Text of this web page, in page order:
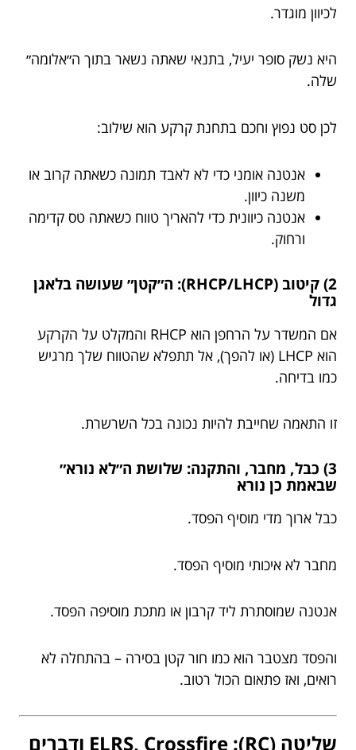
לכיוון מוגדר.
היא נשק סופר יעיל, בתנאי שאתה נשאר בתוך ה״אלומה״
שלה.
לכן סט נפוץ וחכם בתחנת קרקע הוא שילוב:
אנטנה אומני כדי לא לאבד תמונה כשאתה קרוב או
משנה כיוון.
אנטנה כיוונית כדי להאריך טווח כשאתה טס קדימה
ורחוק.
2) קיטוב (RHCP/LHCP): ה״קטן״ שעושה בלאגן
גדול
אם המשדר על הרחפן הוא RHCP והמקלט על הקרקע
הוא LHCP (או להפך), אל תתפלא שהטווח שלך מרגיש
כמו בדיחה.
זו התאמה שחייבת להיות נכונה בכל השרשרת.
3) כבל, מחבר, והתקנה: שלושת ה״לא נורא״
שבאמת כן נורא
כבל ארוך מדי מוסיף הפסד.
מחבר לא איכותי מוסיף הפסד.
אנטנה שמוסתרת ליד קרבון או מתכת מוסיפה הפסד.
והפסד מצטבר הוא כמו חור קטן בסירה – בהתחלה לא
רואים, ואז פתאום הכול רטוב.
שליטה (RC): ELRS, Crossfire ודברים